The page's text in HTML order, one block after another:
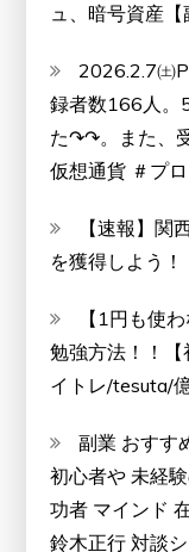
ュ、暗号資産【
2026.2.7㈯
録者数166人。
た↷↷。また、
仮想通貨 ＃プ
【速報】関
を獲得しよう！
【1円も使
勉強方法！！
イトレ/tesuta/
副業 おすす
初心者や 未経
功者 マインド
鈴木正行 対談